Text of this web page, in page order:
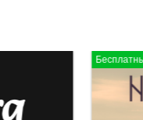
Бесплатный шрифт